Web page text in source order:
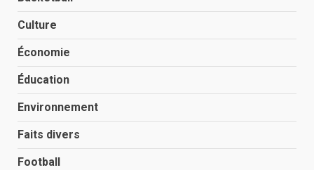
Culture
Économie
Éducation
Environnement
Faits divers
Football